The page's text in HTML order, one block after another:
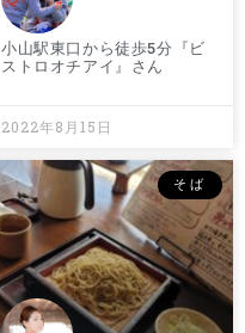
小山駅東口から徒歩5分『ビ
ストロオチアイ』さん
2022年8月15日
そば